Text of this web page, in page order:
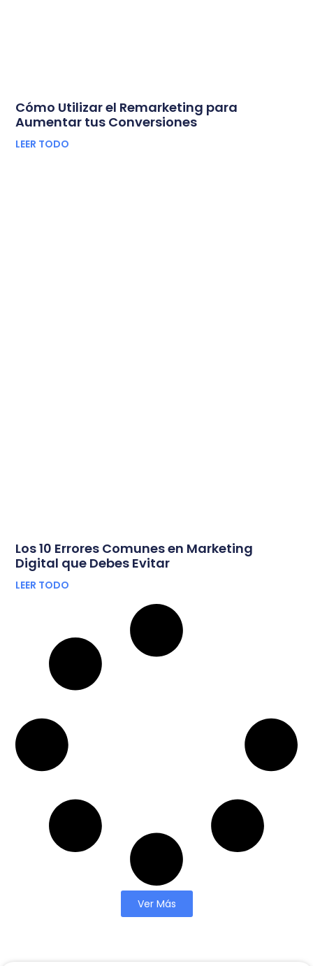
Cómo Utilizar el Remarketing para
Aumentar tus Conversiones
LEER TODO
Los 10 Errores Comunes en Marketing
Digital que Debes Evitar
LEER TODO
Ver Más